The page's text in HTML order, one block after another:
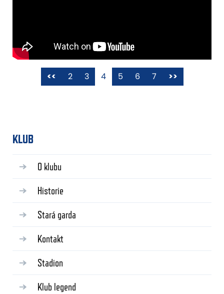
<< 2 3 4 5 6 7 >>
KLUB
O klubu
Historie
Stará garda
Kontakt
Stadion
Klub legend